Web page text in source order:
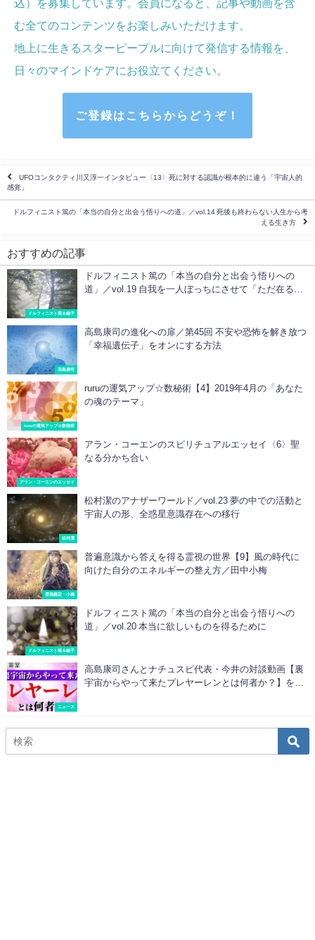
込）を募集しています。会員になると、記事や動画を含
む全てのコンテンツをお楽しみいただけます。
地上に生きるスターピープルに向けて発信する情報を、
日々のマインドケアにお役立てください
ご登録はこちらからどうぞ！
UFOコンタクティ川又淳一インタビュー〈13〉死に対する認識が根本的に違う「宇宙人的
感覚」
ドルフィニスト篤の「本当の自分と出会う悟りへの道」／vol.14 死後も終わらない人生から考
える生き方
おすすめの記事
ドルフィニスト篤＆綾子
ドルフィニスト篤の「本当の自分と出会う悟りへの
道」／vol.19 自我を一人ぼっちにさせて「ただ在る
高島康司
高島康司の進化への扉／第45回 不安や恐怖を解き放つ
「幸福遺伝子」をオンにする方法
ruruの運気アップ☆数秘術
ruruの運気アップ☆数秘術【4】2019年4月の「あなた
の魂のテーマ」
アラン・コーエンのエッセイ
アラン・コーエンのスピリチュアルエッセイ〈6〉聖
なる分かち合い
松村潔
松村潔のアナザーワールド／vol.23 夢の中での活動と
宇宙人の形、全惑星意識存在への移行
霊視鑑定・小梅
普遍意識から答えを得る霊視の世界【9】風の時代に
向けた自分のエネルギーの整え方／田中小梅
ドルフィニスト篤＆綾子
ドルフィニスト篤の「本当の自分と出会う悟りへの
道」／vol.20 本当に欲しいものを得るために
ニュース
高島康司さんとナチュスピ代表・今井の対談動画【裏
宇宙からやって来たプレヤーレンとは何者か？】を公